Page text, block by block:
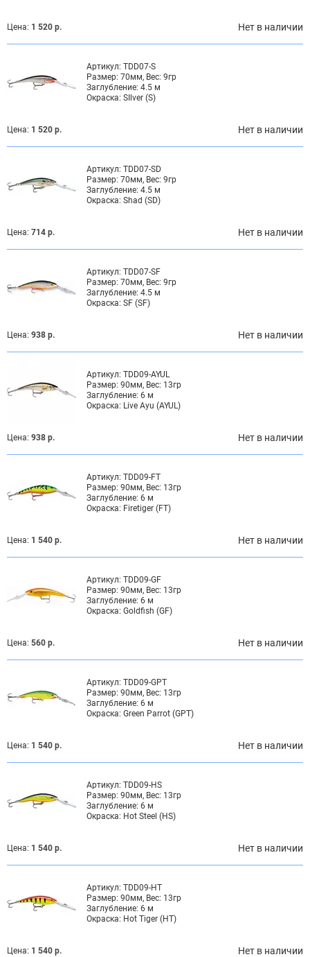
Цена: 1 520 р. Нет в наличии
Артикул: TDD07-S
Размер: 70мм, Вес: 9гр
Заглубление: 4.5 м
Окраска: SIlver (S)
Цена: 1 520 р. Нет в наличии
Артикул: TDD07-SD
Размер: 70мм, Вес: 9гр
Заглубление: 4.5 м
Окраска: Shad (SD)
Цена: 714 р. Нет в наличии
Артикул: TDD07-SF
Размер: 70мм, Вес: 9гр
Заглубление: 4.5 м
Окраска: SF (SF)
Цена: 938 р. Нет в наличии
Артикул: TDD09-AYUL
Размер: 90мм, Вес: 13гр
Заглубление: 6 м
Окраска: Live Ayu (AYUL)
Цена: 938 р. Нет в наличии
Артикул: TDD09-FT
Размер: 90мм, Вес: 13гр
Заглубление: 6 м
Окраска: Firetiger (FT)
Цена: 1 540 р. Нет в наличии
Артикул: TDD09-GF
Размер: 90мм, Вес: 13гр
Заглубление: 6 м
Окраска: Goldfish (GF)
Цена: 560 р. Нет в наличии
Артикул: TDD09-GPT
Размер: 90мм, Вес: 13гр
Заглубление: 6 м
Окраска: Green Parrot (GPT)
Цена: 1 540 р. Нет в наличии
Артикул: TDD09-HS
Размер: 90мм, Вес: 13гр
Заглубление: 6 м
Окраска: Hot Steel (HS)
Цена: 1 540 р. Нет в наличии
Артикул: TDD09-HT
Размер: 90мм, Вес: 13гр
Заглубление: 6 м
Окраска: Hot Tiger (HT)
Цена: 1 540 р. Нет в наличии